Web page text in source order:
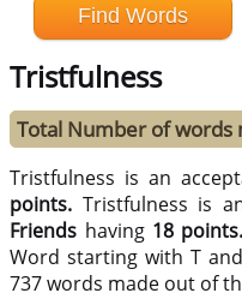
Tristfulness
Total Number of words
Tristfulness is an
points. Tristfulness is
Friends having 18 points.
Word starting with T
737 words made out of